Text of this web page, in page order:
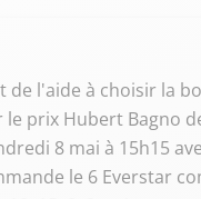
de l'aide à choisir la
prix Hubert Bagno
8 mai à 15h15
le 6 Everstar